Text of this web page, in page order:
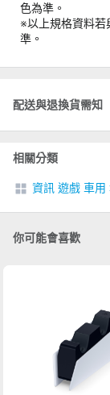
色為準。
※以上規格資料若
準。
配送與退換貨需知
相關分類
資訊 遊戲 車用
你可能會喜歡